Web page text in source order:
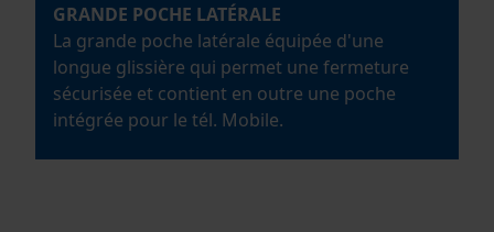
GRANDE POCHE LATÉRALE
La grande poche latérale équipée d'une
longue glissière qui permet une fermeture
sécurisée et contient en outre une poche
intégrée pour le tél. Mobile.